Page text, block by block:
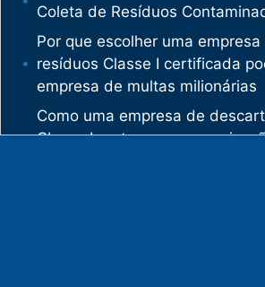
Coleta de Resíduos
Por que escolher uma
resíduos Classe I certificada
empresa de multas milionárias
Como uma empresa de
Classe I protege sua